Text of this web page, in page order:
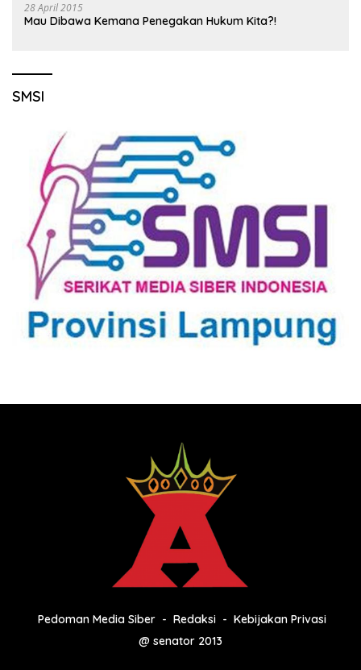
28 April 2015
Mau Dibawa Kemana Penegakan Hukum Kita?!
SMSI
Pedoman Media Siber Redaksi
Kebijakan Privasi
@ senator 2013